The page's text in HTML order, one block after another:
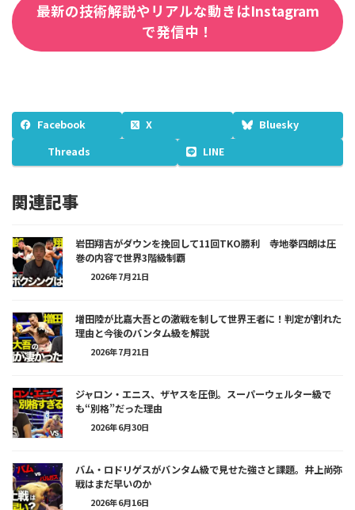
最新の技術解説やリアルな動きはInstagram
で発信中！
Facebook X
Bluesky
Threads
LINE
関連記事
岩田翔吉がダウンを挽回して11回TKO勝利 寺地拳四朗は圧
巻の内容で世界3階級制覇
2026年7月21日
増田陸が比嘉大吾との激戦を制して世界王者に！判定が割れた
理由と今後のバンタム級を解説
2026年7月21日
ジャロン・エニス、ザヤスを圧倒。スーパーウェルター級で
も“別格”だった理由
2026年6月30日
バム・ロドリゲスがバンタム級で見せた強さと課題。井上尚弥
戦はまだ早いのか
2026年6月16日